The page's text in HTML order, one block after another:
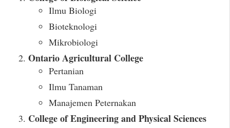
Ilmu Biologi
Bioteknologi
Mikrobiologi
Ontario Agricultural College
Pertanian
Ilmu Tanaman
Manajemen Peternakan
College of Engineering and Physical Sciences